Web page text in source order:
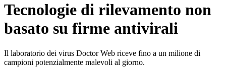
Tecnologie di rilevamento non
basato su firme antivirali
Il laboratorio dei virus Doctor Web riceve fino a un milione di
campioni potenzialmente malevoli al giorno.